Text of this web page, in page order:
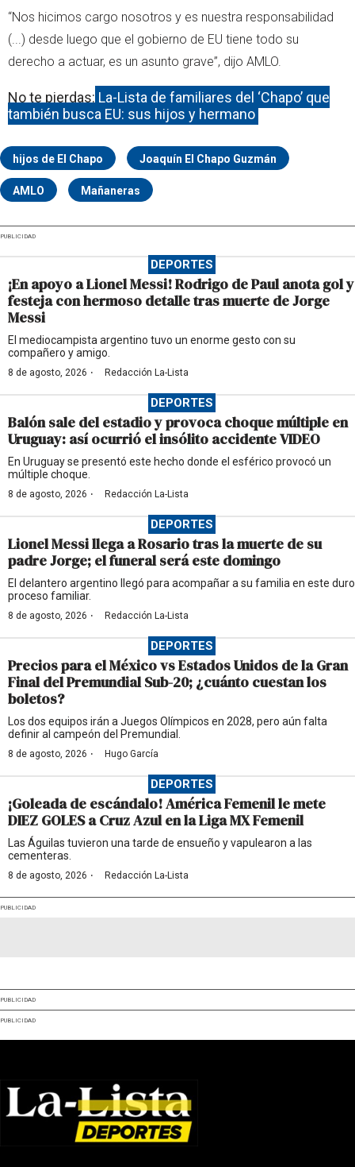
“Nos hicimos cargo nosotros y es nuestra responsabilidad
(...) desde luego que el gobierno de EU tiene todo su
derecho a actuar, es un asunto grave”, dijo AMLO.
No te pierdas: La-Lista de familiares del ‘Chapo’ que
también busca EU: sus hijos y hermano
hijos de El Chapo Joaquín El Chapo Guzmán
AMLO Mañaneras
PUBLICIDAD
DEPORTES
¡En apoyo a Lionel Messi! Rodrigo de Paul anota gol y
festeja con hermoso detalle tras muerte de Jorge
Messi
El mediocampista argentino tuvo un enorme gesto con su
compañero y amigo.
8 de agosto, 2026 · Redacción La-Lista
DEPORTES
Balón sale del estadio y provoca choque múltiple en
Uruguay: así ocurrió el insólito accidente VIDEO
En Uruguay se presentó este hecho donde el esférico provocó un
múltiple choque.
8 de agosto, 2026 · Redacción La-Lista
DEPORTES
Lionel Messi llega a Rosario tras la muerte de su
padre Jorge; el funeral será este domingo
El delantero argentino llegó para acompañar a su familia en este duro
proceso familiar.
8 de agosto, 2026 · Redacción La-Lista
DEPORTES
Precios para el México vs Estados Unidos de la Gran
Final del Premundial Sub-20; ¿cuánto cuestan los
boletos?
Los dos equipos irán a Juegos Olímpicos en 2028, pero aún falta
definir al campeón del Premundial.
8 de agosto, 2026 · Hugo García
DEPORTES
¡Goleada de escándalo! América Femenil le mete
DIEZ GOLES a Cruz Azul en la Liga MX Femenil
Las Águilas tuvieron una tarde de ensueño y vapulearon a las
cementeras.
8 de agosto, 2026 · Redacción La-Lista
PUBLICIDAD
PUBLICIDAD
PUBLICIDAD